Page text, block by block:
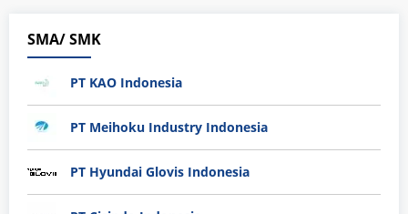
SMA/ SMK
PT KAO Indonesia
PT Meihoku Industry Indonesia
PT Hyundai Glovis Indonesia